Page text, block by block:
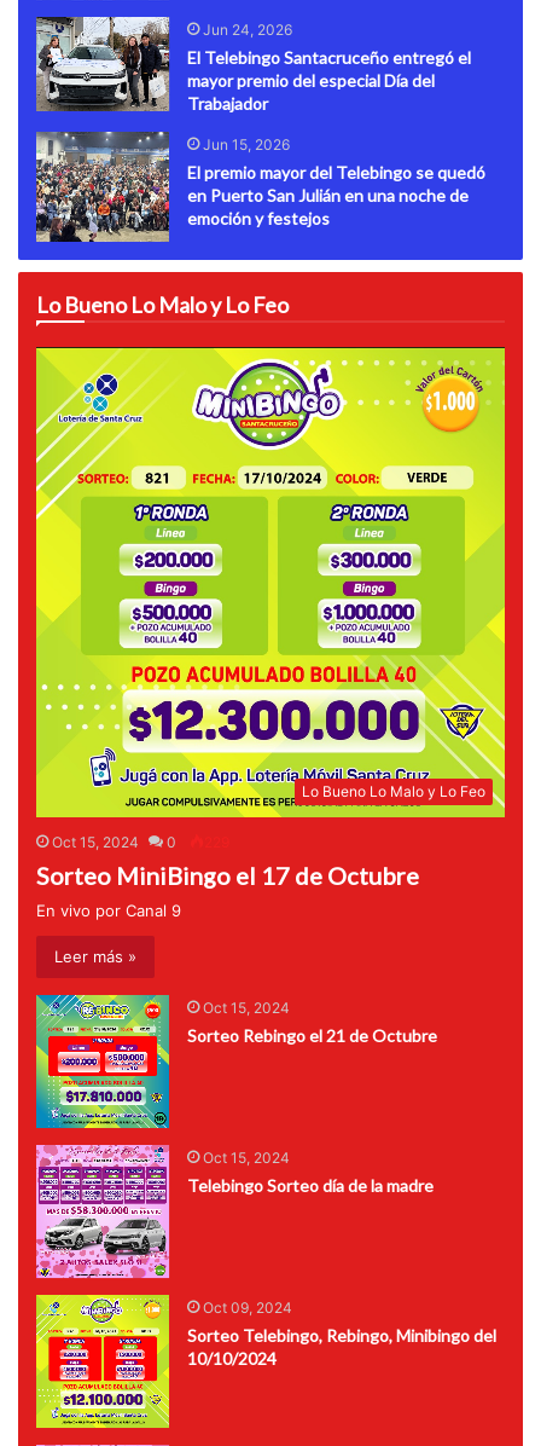
Jun 24, 2026
El Telebingo Santacruceño entregó el
mayor premio del especial Día del
Trabajador
Jun 15, 2026
El premio mayor del Telebingo se quedó
en Puerto San Julián en una noche de
emoción y festejos
Lo Bueno Lo Malo y Lo Feo
Lo Bueno Lo Malo y Lo Feo
Oct 15, 2024 0
Sorteo MiniBingo el 17 de Octubre
En vivo por Canal 9
Leer más »
Oct 15, 2024
Sorteo Rebingo el 21 de Octubre
Oct 15, 2024
Telebingo Sorteo día de la madre
Oct 09, 2024
Sorteo Telebingo, Rebingo, Minibingo del
10/10/2024